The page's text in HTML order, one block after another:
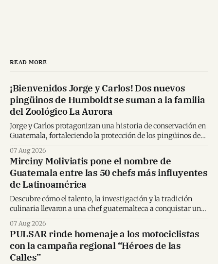
READ MORE
¡Bienvenidos Jorge y Carlos! Dos nuevos
pingüinos de Humboldt se suman a la familia
del Zoológico La Aurora
Jorge y Carlos protagonizan una historia de conservación en
Guatemala, fortaleciendo la protección de los pingüinos de
07 Aug 2026
Mirciny Moliviatis pone el nombre de
Guatemala entre las 50 chefs más influyentes
de Latinoamérica
Descubre cómo el talento, la investigación y la tradición
culinaria llevaron a una chef guatemalteca a conquistar un
07 Aug 2026
PULSAR rinde homenaje a los motociclistas
con la campaña regional “Héroes de las
Calles”